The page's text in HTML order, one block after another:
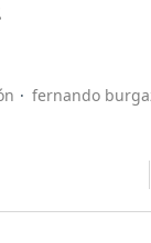
fernando